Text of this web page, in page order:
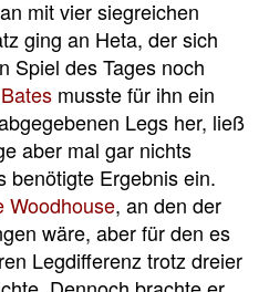
mit vier siegreichen
ging an Heta, der sich
Spiel des Tages noch
musste für ihn ein
Legs her, ließ
aber mal gar nichts
benötigte Ergebnis ein.
Woodhouse, an den der
wäre, aber für den es
Legdifferenz trotz dreier